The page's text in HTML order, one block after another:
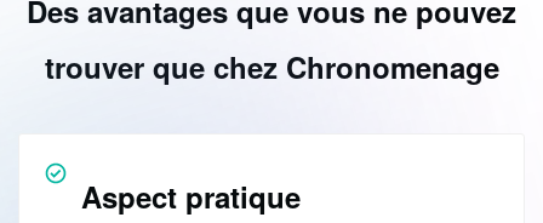
Des avantages que vous ne pouvez
trouver que chez Chronomenage
Aspect pratique